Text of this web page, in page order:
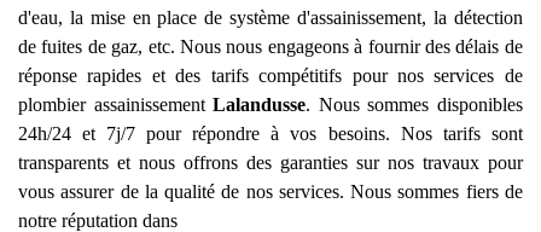
d'eau, la mise en place de système d'assainissement, la détection
de fuites de gaz, etc. Nous nous engageons à fournir des délais de
réponse rapides et des tarifs compétitifs pour nos services de
plombier assainissementLalandusse. Nous sommes disponibles
24h/24 et 7j/7 pour répondre à vos besoins. Nos tarifs sont
transparents et nous offrons des garanties sur nos travaux pour
vous assurer de la qualité de nos services. Nous sommes fiers de
notre réputation dans